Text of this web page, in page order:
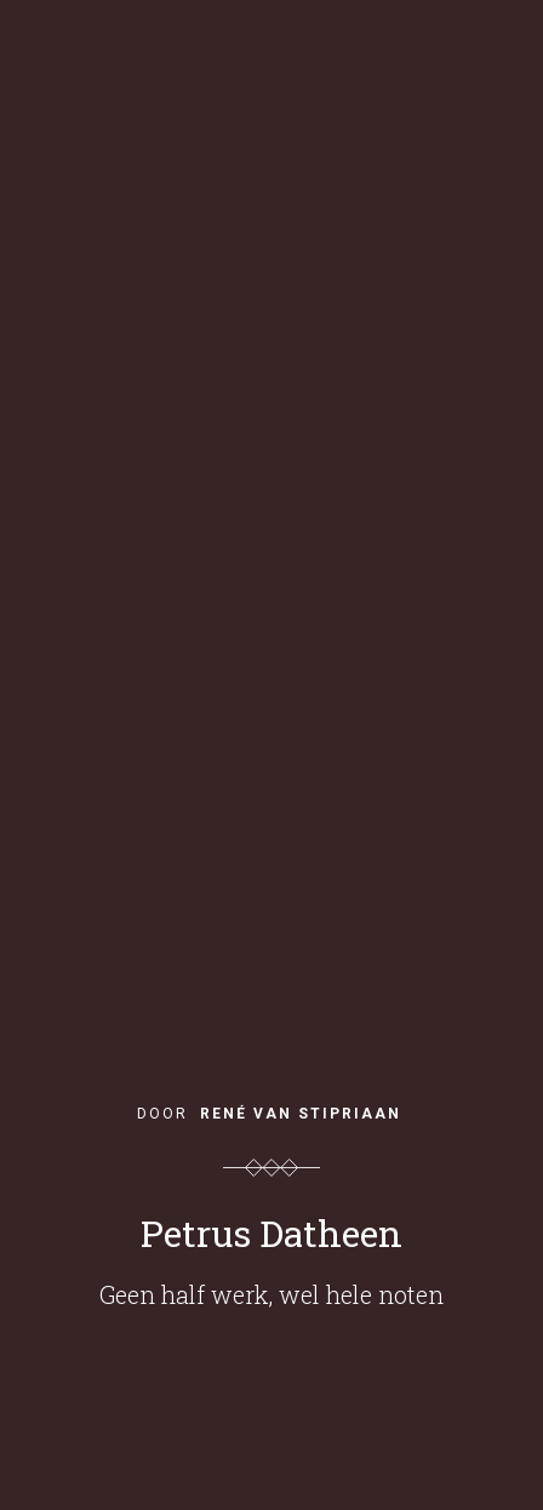
DOOR RENÉ VAN STIPRIAAN
Petrus Datheen
Geen half werk, wel hele noten